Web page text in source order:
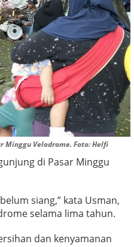
Minggu Velodrome. Foto: Helfi
di Pasar Minggu
siang,” kata Usman,
selama lima tahun.
dan kenyamanan